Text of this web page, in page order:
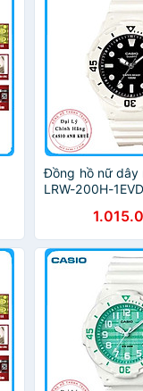
Đồng hồ nữ dây
LRW-200H-